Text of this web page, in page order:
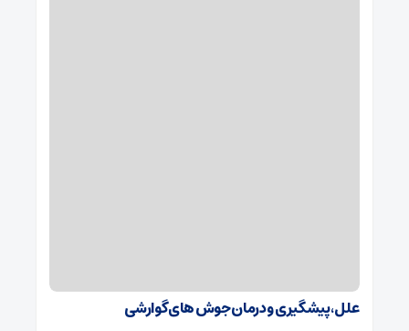
علل، پیشگیری و درمان جوش های گوارشی